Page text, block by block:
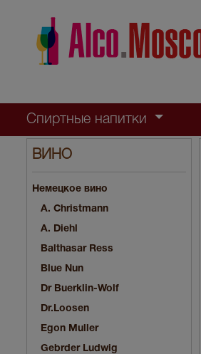
Спиртные напитки
ВИНО
Немецкое вино
A. Christmann
A. Diehl
Balthasar Ress
Blue Nun
Dr Buerklin-Wolf
Dr.Loosen
Egon Muller
Gebrder Ludwig